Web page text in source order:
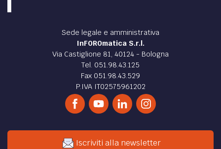
Sede legale e amministrativa
InFOROmatica S.r.l.
Via Castiglione 81, 40124 - Bologna
Tel. 051.98.43.125
Fax 051.98.43.529
P.IVA IT02575961202
Iscriviti alla newsletter